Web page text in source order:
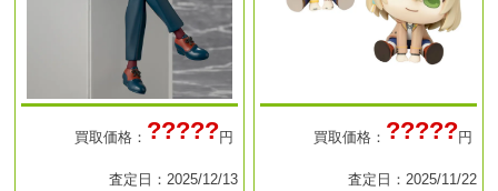
買取価格： ?????円
査定日：2025/12/13
買取価格： ?????円
査定日：2025/11/22